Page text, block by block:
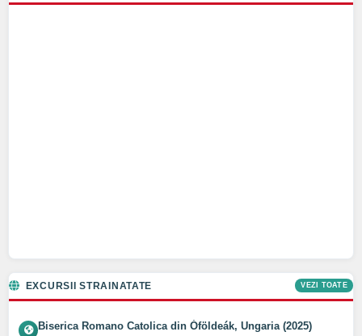
EXCURSII STRAINATATE VEZI TOATE
Biserica Romano Catolica din Óföldeák, Ungaria (2025)